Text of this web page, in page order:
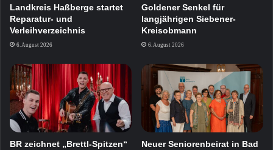
Landkreis Haßberge startet
Reparatur- und
Verleihverzeichnis
6. August 2026
Goldener Senkel für
langjährigen Siebener-
Kreisobmann
6. August 2026
BR zeichnet „Brettl-Spitzen“
Neuer Seniorenbeirat in Bad